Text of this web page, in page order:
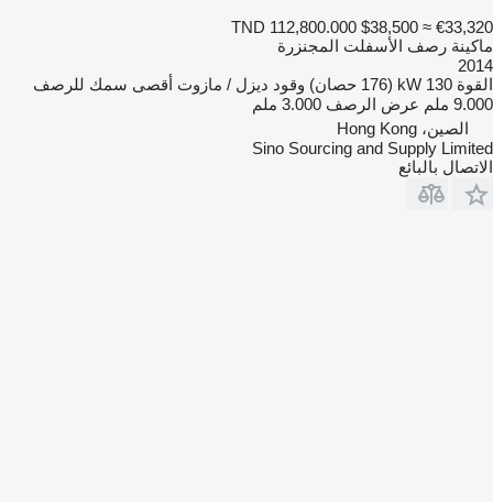
TND 112,800.000 $38,500 ≈ €33,320
ماكينة رصف الأسفلت المجنزرة
2014
القوة 130 kW (176 حصان) وقود ديزل / مازوت أقصى سمك للرصف
9.000 ملم
عرض الرصف 3.000 ملم
الصين، Hong Kong
Sino Sourcing and Supply Limited
الاتصال بالبائع